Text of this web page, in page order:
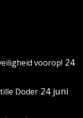
voorop! 24
Doder 24 juni